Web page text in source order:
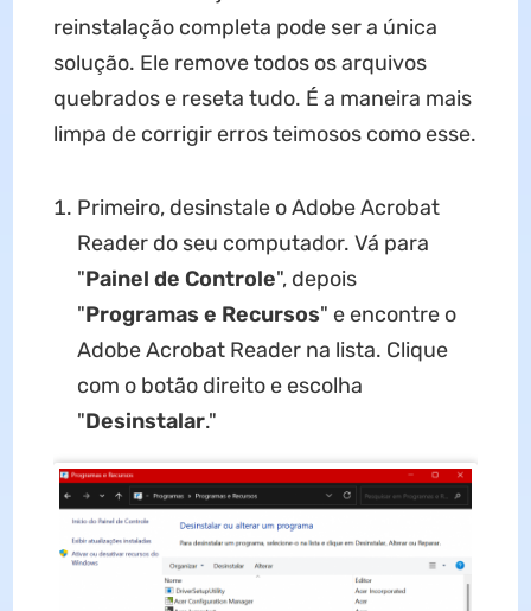
reinstalação completa pode ser a única
solução. Ele remove todos os arquivos
quebrados e reseta tudo. É a maneira mais
limpa de corrigir erros teimosos como esse.
Primeiro, desinstale o Adobe Acrobat
Reader do seu computador. Vá para
"Painel de Controle", depois
"Programas e Recursos" e encontre o
Adobe Acrobat Reader na lista. Clique
com o botão direito e escolha
"Desinstalar."